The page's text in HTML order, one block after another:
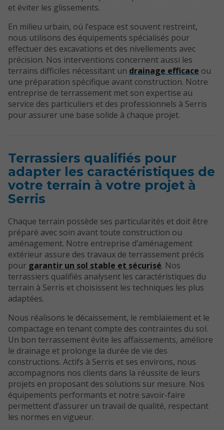
et éviter les glissements.
En milieu urbain, où l’espace est souvent restreint,
nous utilisons des équipements spécialisés pour
effectuer des excavations et des nivellements avec
précision. Nos interventions concernent aussi les
terrains difficiles nécessitant un drainage efficace ou
une préparation spécifique avant construction. Notre
entreprise de terrassement met son expertise au
service des particuliers et des professionnels à Serris
pour assurer une base solide à chaque projet.
Terrassiers qualifiés pour
adapter les caractéristiques de
votre terrain à votre projet à
Serris
Chaque terrain possède ses particularités et doit être
préparé avec soin avant toute construction ou
aménagement. Notre entreprise d’aménagement
extérieur assure des travaux de terrassement précis
pour garantir un sol stable et sécurisé. Nos
terrassiers qualifiés analysent les caractéristiques du
terrain à Serris et choisissent les techniques les plus
adaptées.
Nous réalisons le décaissement, le remblaiement et le
compactage en tenant compte des contraintes du sol.
Un bon terrassement évite les affaissements, améliore
le drainage et prolonge la durée de vie des
constructions. Actifs à Serris et ses environs, nous
accompagnons nos clients dans la réussite de leurs
projets en proposant des solutions sur mesure. Nos
équipements performants et notre savoir-faire
permettent d’assurer un travail de qualité, respectant
les normes en vigueur.